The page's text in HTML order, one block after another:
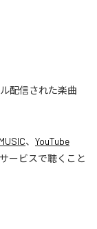
配信された楽曲
、 YouTube
ービスで聴くこと